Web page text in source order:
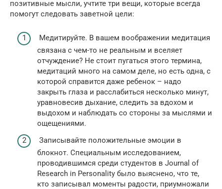
позитивные мысли, учтите три вещи, которые всегда
помогут следовать заветной цели:
Медитируйте. В вашем воображении медитация
связана с чем-то не реальным и вселяет
отчуждение? Не стоит пугаться этого термина,
медитаций много на самом деле, но есть одна, с
которой справится даже ребенок – надо
закрыть глаза и расслабиться несколько минут,
уравновесив дыхание, следить за вдохом и
выдохом и наблюдать со стороны за мыслями и
ощещениями.
Записывайте положительные эмоции в
блокнот. Специальным исследованием,
проводившимся среди студентов в Journal of
Research in Personality было выяснено, что те,
кто записывал моменты радости, приумножали